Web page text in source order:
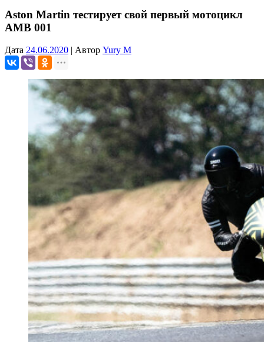
Aston Martin тестирует свой первый мотоцикл
AMB 001
Дата 24.06.2020 | Автор Yury M